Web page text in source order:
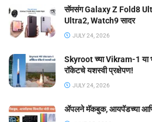
सॅमसंग Galaxy Z Fold8
Ultra2, Watch9 सादर
JULY 24, 2026
Skyroot च्या Vikram-1 या
रॉकेटचे यशस्वी प्रक्षेपण!
JULY 24, 2026
ॲपलने मॅकबुक, आयपॅडच्या आणि